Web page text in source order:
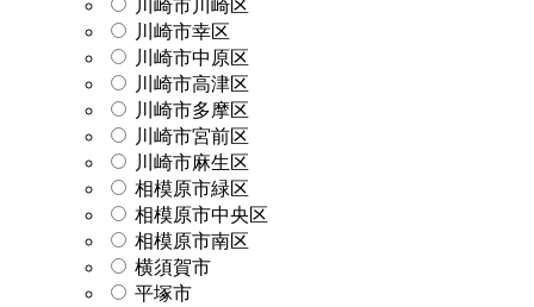
川崎市川崎区
川崎市幸区
川崎市中原区
川崎市高津区
川崎市多摩区
川崎市宮前区
川崎市麻生区
相模原市緑区
相模原市中央区
相模原市南区
横須賀市
平塚市